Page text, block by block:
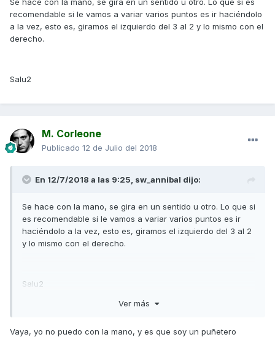
Se hace con la mano, se gira en un sentido u otro. Lo que si es
recomendable si le vamos a variar varios puntos es ir haciéndolo
a la vez, esto es, giramos el izquierdo del 3 al 2 y lo mismo con el
derecho.
Salu2
M. Corleone
Publicado 12 de Julio del 2018
En 12/7/2018 a las 9:25, sw_annibal dijo:
Se hace con la mano, se gira en un sentido u otro. Lo que si
es recomendable si le vamos a variar varios puntos es ir
haciéndolo a la vez, esto es, giramos el izquierdo del 3 al 2
y lo mismo con el derecho.
Salu2
Ver más
Vaya, yo no puedo con la mano, y es que soy un puñetero